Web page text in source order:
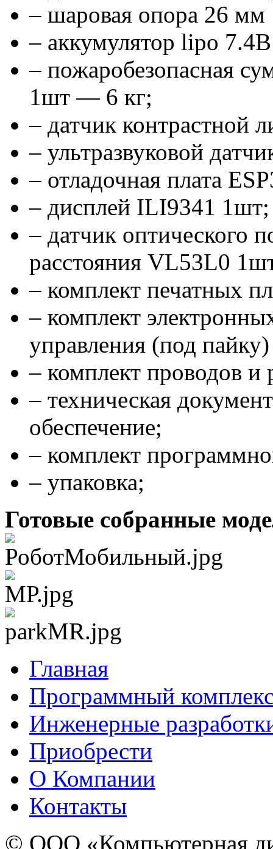
– шаровая опора 26
– аккумулятор lipo
– пожаробезопасная
1шт — 6 кг;
– датчик контрастной
– ультразвуковой
– отладочная плата
– дисплей ILI9341 1шт;
– датчик оптического
расстояния VL53L0
– комплект печатных
– комплект
управления (под
– комплект проводов и
– техническая
обеспечение;
– комплект
– упаковка;
Готовые собранные
Главная
Программный
Инженерные
Приобрести
О Компании
Контакты
© ООО «Компьютерная